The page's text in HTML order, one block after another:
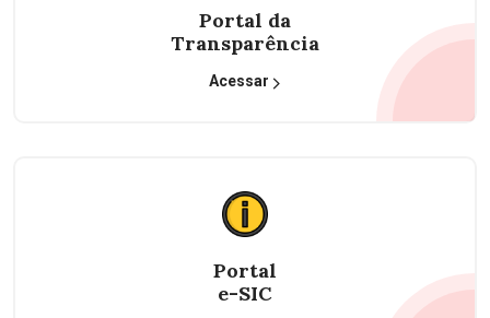
Portal da
Transparência
Acessar
Portal
e-SIC